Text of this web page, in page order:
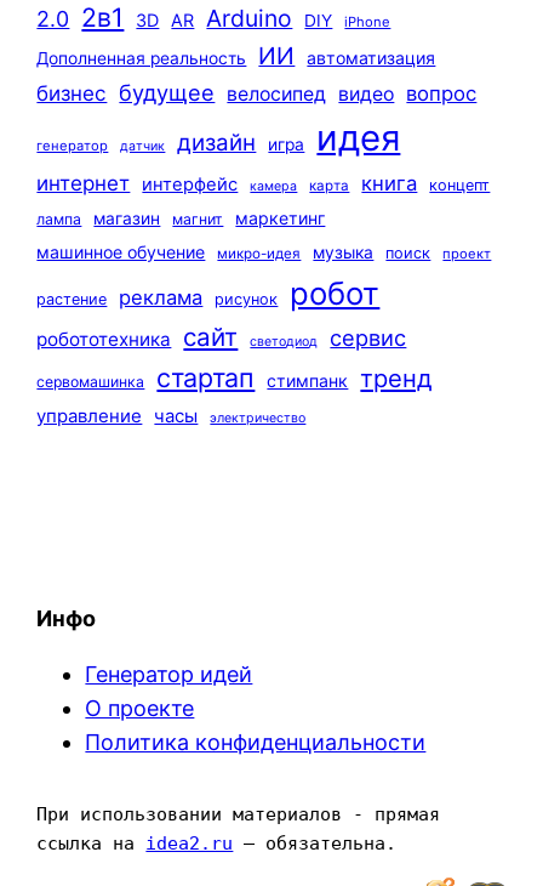
2.0 2в1 3D AR Arduino DIY iPhone
Дополненная реальность ИИ автоматизация
бизнес будущее велосипед видео вопрос
генератор датчик дизайн игра идея
интернет интерфейс камера карта книга
концепт
лампа
магазин магнит
маркетинг
машинное обучение
микро-идея музыка поиск проект
растение реклама рисунок робот
робототехника сайт светодиод сервис
сервомашинка стартап стимпанк тренд
управление часы электричество
Инфо
Генератор идей
О проекте
Политика конфиденциальности
При использовании материалов - прямая
ссылка на idea2.ru — обязательна.